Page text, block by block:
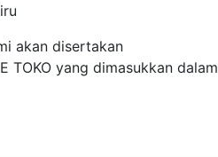
akan disertakan
TOKO yang dimasukkan dalam